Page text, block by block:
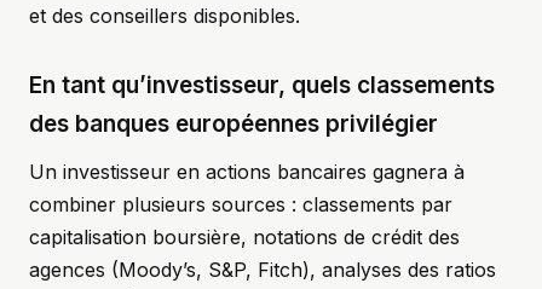
et des conseillers disponibles.
En tant qu’investisseur, quels classements
des banques européennes privilégier
Un investisseur en actions bancaires gagnera à
combiner plusieurs sources : classements par
capitalisation boursière, notations de crédit des
agences (Moody’s, S&P, Fitch), analyses des ratios